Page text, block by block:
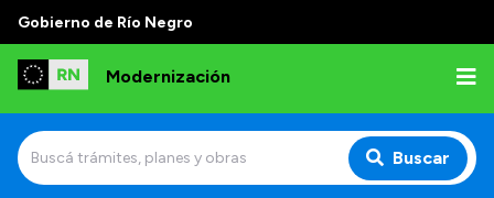
Gobierno de Río Negro
Modernización
Buscar